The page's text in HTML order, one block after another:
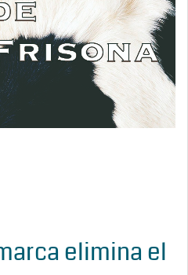
elimina el